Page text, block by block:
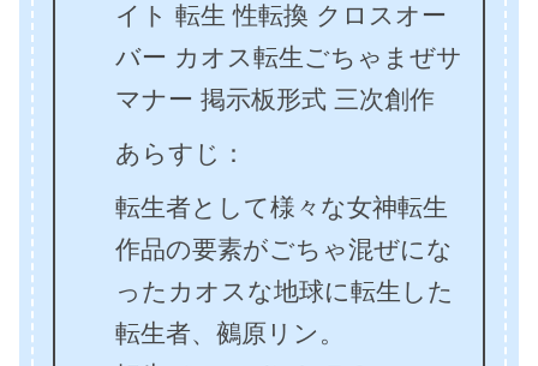
イト 転生 性転換 クロスオー
バー カオス転生ごちゃまぜサ
マナー 掲示板形式 三次創作
あらすじ：
転生者として様々な女神転生
作品の要素がごちゃ混ぜにな
ったカオスな地球に転生した
転生者、鵺原リン。